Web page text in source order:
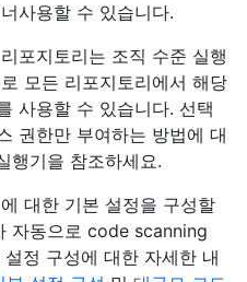
사용할 수 있습니다.
포지토리는 조직 수준 실행
모든 리포지토리에서 해당
사용할 수 있습니다. 선택
권한만 부여하는 방법에 대
행기을 참조하세요.
대한 기본 설정을 구성할
자동으로 code scanning
정 구성에 대한 자세한 내